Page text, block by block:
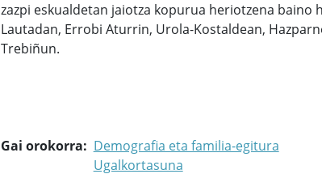
zazpi eskualdetan jaiotza kopurua heriotzena baino
Lautadan, Errobi Aturrin, Urola-Kostaldean,
Trebiñun.
Gai orokorra
Demografia eta familia-egitura
Ugalkortasuna